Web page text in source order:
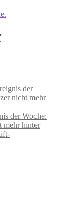
der Woche:
mehr hinter